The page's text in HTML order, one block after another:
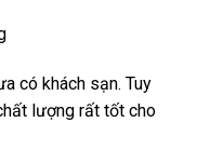
có khách sạn. Tuy
lượng rất tốt cho